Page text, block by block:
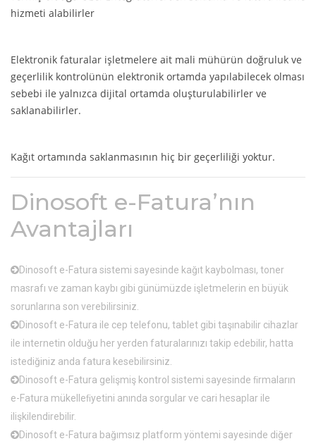
hizmeti alabilirler
Elektronik faturalar işletmelere ait mali mühürün doğruluk ve
geçerlilik kontrolünün elektronik ortamda yapılabilecek olması
sebebi ile yalnızca dijital ortamda oluşturulabilirler ve
saklanabilirler.
Kağıt ortamında saklanmasının hiç bir geçerliliği yoktur.
Dinosoft e-Fatura’nın
Avantajları
Dinosoft e-Fatura sistemi sayesinde kağıt kaybolması, toner
masrafı ve zaman kaybı gibi günümüzde işletmelerin en büyük
sorunlarına son verebilirsiniz.
Dinosoft e-Fatura ile cep telefonu, tablet gibi taşınabilir cihazlar
ile internetin olduğu her yerden faturalarınızı takip edebilir, hatta
istediğiniz anda fatura kesebilirsiniz.
Dinosoft e-Fatura gelişmiş kontrol sistemi sayesinde ﬁrmaların
e-Fatura mükelleﬁyetini anında sorgular ve cari hesaplar ile
ilişkilendirebilir.
Dinosoft e-Fatura bağımsız platform yöntemi sayesinde diğer